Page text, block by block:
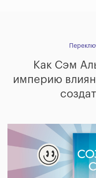
Как Сэм
империю